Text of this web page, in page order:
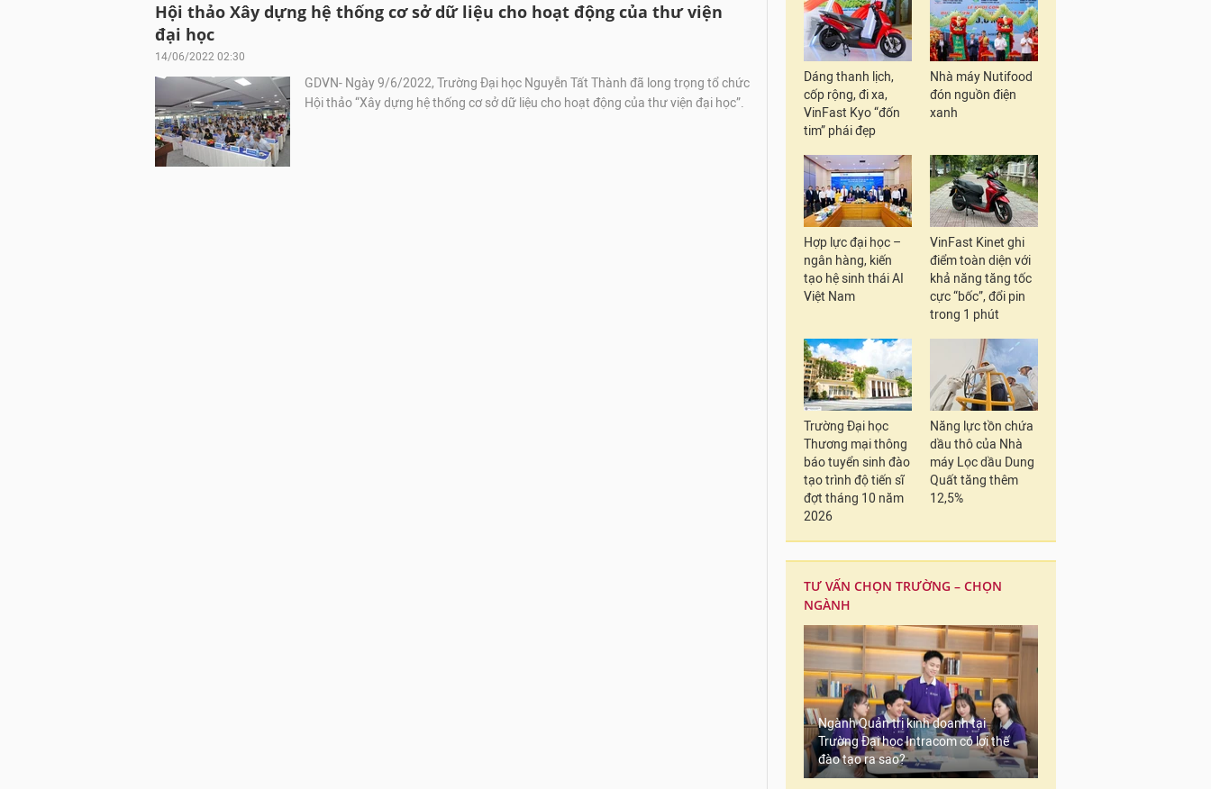
Hội thảo Xây dựng hệ thống cơ sở dữ liệu cho hoạt động của thư viện
đại học
14/06/2022 02:30
GDVN- Ngày 9/6/2022, Trường Đại học Nguyễn Tất Thành đã long trọng tổ chức
Hội thảo “Xây dựng hệ thống cơ sở dữ liệu cho hoạt động của thư viện đại học”.
Dáng thanh lịch,
cốp rộng, đi xa,
VinFast Kyo “đốn
tim” phái đẹp
Nhà máy Nutifood
đón nguồn điện
xanh
Hợp lực đại học –
ngân hàng, kiến
tạo hệ sinh thái AI
Việt Nam
VinFast Kinet ghi
điểm toàn diện với
khả năng tăng tốc
cực “bốc”, đổi pin
trong 1 phút
Trường Đại học
Thương mại thông
báo tuyển sinh đào
tạo trình độ tiến sĩ
đợt tháng 10 năm
2026
Năng lực tồn chứa
dầu thô của Nhà
máy Lọc dầu Dung
Quất tăng thêm
12,5%
TƯ VẤN CHỌN TRƯỜNG – CHỌN
NGÀNH
Ngành Quản trị kinh doanh tại
Trường Đại học Intracom có lợi thế
đào tạo ra sao?